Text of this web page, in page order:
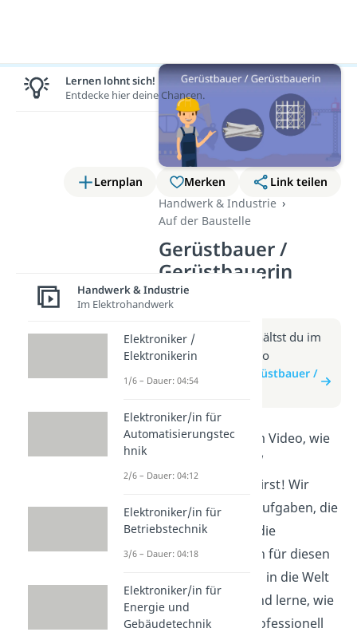
Lernplan Merken
Link teilen
Handwerk & Industrie
Auf der Baustelle
Gerüstbauer /
Gerüstbauerin
(Video)
Weitere Infos erhältst du im
Beitrag zum Video
zum Beitrag: Gerüstbauer /
Erfahre in diesem Video, wie
du Gerüstbauer /
Gerüstbauerin wirst! Wir
erklären dir die Aufgaben, die
Ausbildung und die
Voraussetzungen für diesen
Beruf. Tauche ein in die Welt
der Baustellen und lerne, wie
du sicher und professionell
Lernen lohnt sich!
Entdecke hier deine Chancen.
Handwerk & Industrie
Im Elektrohandwerk
Elektroniker /
Elektronikerin
1/6 – Dauer: 04:54
Elektroniker/in für
Automatisierungstec
hnik
2/6 – Dauer: 04:12
Elektroniker/in für
Betriebstechnik
3/6 – Dauer: 04:18
Elektroniker/in für
Energie und
Gebäudetechnik